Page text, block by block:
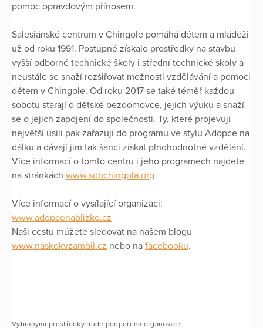
pomoc opravdovým přínosem.
Salesiánské centrum v Chingole pomáhá dětem a mládeži
už od roku 1991. Postupně získalo prostředky na stavbu
vyšší odborné technické školy i střední technické školy a
neustále se snaží rozšiřovat možnosti vzdělávání a pomoci
dětem v Chingole. Od roku 2017 se také téměř každou
sobotu starají o dětské bezdomovce, jejich výuku a snaží
se o jejich zapojení do společnosti. Ty, které projevují
největší úsilí pak zařazují do programu ve stylu Adopce na
dálku a dávají jim tak šanci získat plnohodnotné vzdělání.
Více informací o tomto centru i jeho programech najdete
na stránkách www.sdbchingola.org
Více informací o vysílající organizaci:
www.adopcenablizko.cz
Naši cestu můžete sledovat na našem blogu
www.naskokvzambii.cz nebo na facebooku.
Vybranými prostředky bude podpořena organizace: